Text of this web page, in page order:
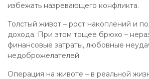
избежать назревающего конфликта.
Толстый живот – рост накоплений и
дохода. При этом тощее брюхо –
финансовые затраты, любовные
недоброжелателей.
Операция на животе – в реальной